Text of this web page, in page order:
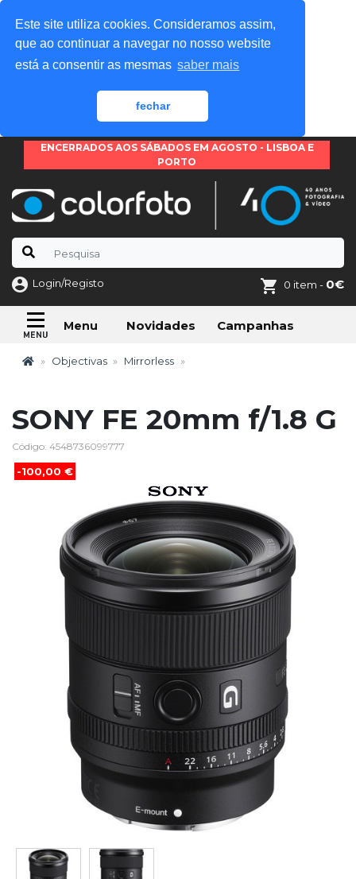
Este site utiliza cookies. Consideramos assim,
que ao continuar a navegar no nosso website
está a consentir as mesmas saber mais
fechar
ENCERRADOS AOS SÁBADOS EM AGOSTO - LISBOA E
PORTO
Login/Registo 0 item - 0€
Menu Novidades Campanhas
Objectivas Mirrorless
SONY FE 20mm f/1.8 G
Código: 4548736099777
-100,00 €